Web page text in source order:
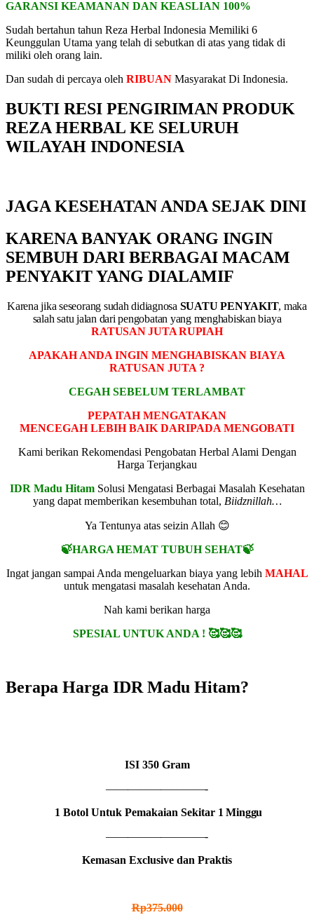
GARANSI KEAMANAN DAN KEASLIAN 100%
Sudah bertahun tahun Reza Herbal Indonesia Memiliki 6
Keunggulan Utama yang telah di sebutkan di atas yang tidak di
miliki oleh orang lain.
Dan sudah di percaya oleh RIBUAN Masyarakat Di Indonesia.
BUKTI RESI PENGIRIMAN PRODUK
REZA HERBAL KE SELURUH
WILAYAH INDONESIA
JAGA KESEHATAN ANDA SEJAK DINI
KARENA BANYAK ORANG INGIN
SEMBUH DARI BERBAGAI MACAM
PENYAKIT YANG DIALAMIF
Karena jika seseorang sudah didiagnosa SUATU PENYAKIT, maka
salah satu jalan dari pengobatan yang menghabiskan biaya
RATUSAN JUTA RUPIAH
APAKAH ANDA INGIN MENGHABISKAN BIAYA
RATUSAN JUTA ?
CEGAH SEBELUM TERLAMBAT
PEPATAH MENGATAKAN
MENCEGAH LEBIH BAIK DARIPADA MENGOBATI
Kami berikan Rekomendasi Pengobatan Herbal Alami Dengan
Harga Terjangkau
IDR Madu HitamSolusi Mengatasi Berbagai Masalah Kesehatan
yang dapat memberikan kesembuhan total, Biidznillah…
Ya Tentunya atas seizin Allah 😊
🍃HARGA HEMAT TUBUH SEHAT🍃
Ingat jangan sampai Anda mengeluarkan biaya yang lebih MAHAL
untuk mengatasi masalah kesehatan Anda.
Nah kami berikan harga
SPESIAL UNTUK ANDA ! 🥰🥰🥰
Berapa Harga IDR Madu Hitam?
ISI350 Gram
—————————-
1 Botol Untuk Pemakaian Sekitar 1 Minggu
—————————-
Kemasan Exclusive dan Praktis
Rp375.000